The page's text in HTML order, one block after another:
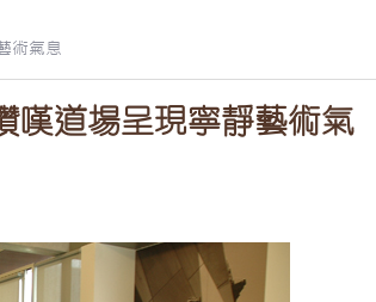
術氣息
嘆道場呈現寧靜藝術氣